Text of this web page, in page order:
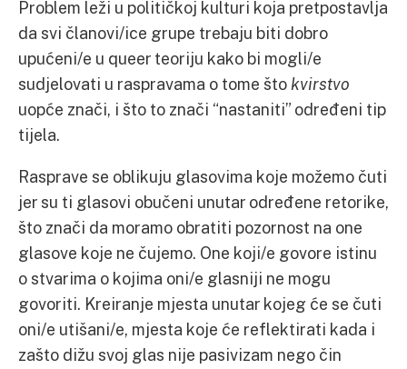
Problem leži u političkoj kulturi koja pretpostavlja
da svi članovi/ice grupe trebaju biti dobro
upućeni/e u queer teoriju kako bi mogli/e
sudjelovati u raspravama o tome što kvirstvo
uopće znači, i što to znači “nastaniti” određeni tip
tijela.
Rasprave se oblikuju glasovima koje možemo čuti
jer su ti glasovi obučeni unutar određene retorike,
što znači da moramo obratiti pozornost na one
glasove koje ne čujemo. One koji/e govore istinu
o stvarima o kojima oni/e glasniji ne mogu
govoriti. Kreiranje mjesta unutar kojeg će se čuti
oni/e utišani/e, mjesta koje će reflektirati kada i
zašto dižu svoj glas nije pasivizam nego čin